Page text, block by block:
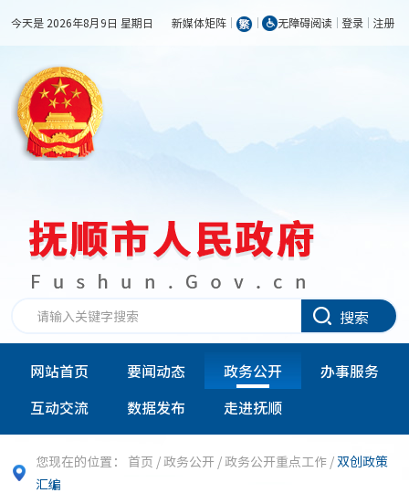
今天是 2026年8月9日 星期日 新媒体矩阵 无障碍阅读 登录 注册
搜索
网站首页 要闻动态 政务公开
办事服务
互动交流
数据发布 走进抚顺
您现在的位置： 首页 /政务公开 /政务公开重点工作 /双创政策
汇编